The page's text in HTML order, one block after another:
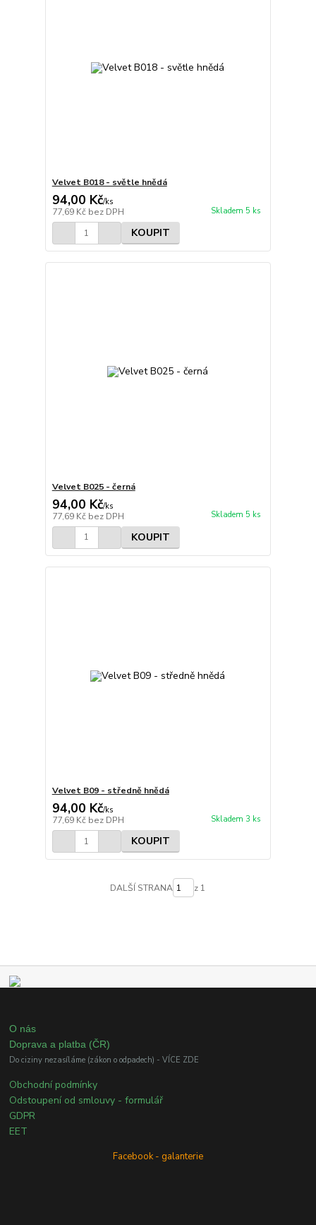
Velvet B018 - světle hnědá
94,00 Kč/ks
77,69 Kč bez DPH Skladem 5 ks
KOUPIT
Velvet B025 - černá
94,00 Kč/ks
77,69 Kč bez DPH Skladem 5 ks
KOUPIT
Velvet B09 - středně hnědá
94,00 Kč/ks
77,69 Kč bez DPH Skladem 3 ks
KOUPIT
DALŠÍ STRANA z 1
O nás
Doprava a platba (ČR)
Do ciziny nezasíláme (zákon o odpadech) - VÍCE ZDE
Obchodní podmínky
Odstoupení od smlouvy - formulář
GDPR
EET
Facebook - galanterie